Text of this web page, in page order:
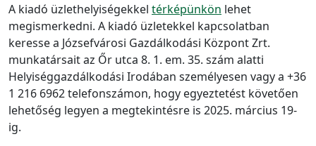
A kiadó üzlethelyiségekkel térképünkön lehet
megismerkedni. A kiadó üzletekkel kapcsolatban
keresse a Józsefvárosi Gazdálkodási Központ Zrt.
munkatársait az Őr utca 8. 1. em. 35. szám alatti
Helyiséggazdálkodási Irodában személyesen vagy a +36
1 216 6962 telefonszámon, hogy egyeztetést követően
lehetőség legyen a megtekintésre is 2025. március 19-
ig.